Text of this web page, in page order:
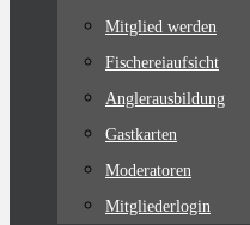
Mitglied werden
Fischereiaufsicht
Anglerausbildung
Gastkarten
Moderatoren
Mitgliederlogin